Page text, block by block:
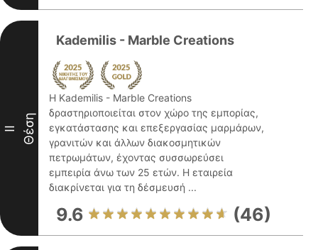
II Θέση
Kademilis - Marble Creations
Η Kademilis - Marble Creations
δραστηριοποιείται στον χώρο της εμπορίας,
εγκατάστασης και επεξεργασίας μαρμάρων,
γρανιτών και άλλων διακοσμητικών
πετρωμάτων, έχοντας συσσωρεύσει
εμπειρία άνω των 25 ετών. Η εταιρεία
διακρίνεται για τη δέσμευσή ...
9.6 (46)